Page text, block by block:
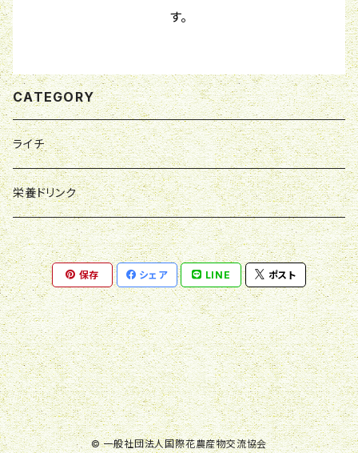
す。
CATEGORY
ライチ
栄養ドリンク
保存 シェア LINE ポスト
© 一般社団法人国際花農産物交流協会